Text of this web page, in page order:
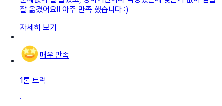
잘 옮겼어요!! 아주 만족 했습니다 :)
자세히 보기
매우 만족
1톤 트럭
·